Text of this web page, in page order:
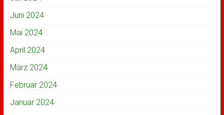
Juni 2024
Mai 2024
April 2024
März 2024
Februar 2024
Januar 2024